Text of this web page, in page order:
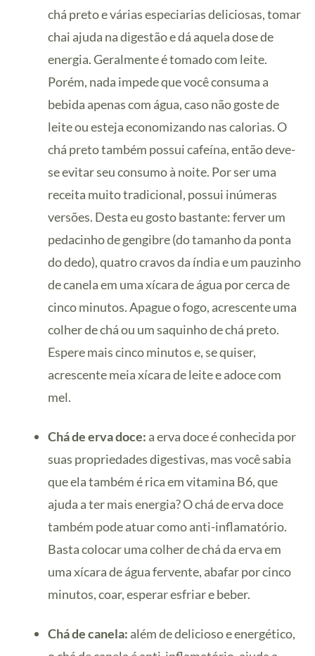
chá preto e várias especiarias deliciosas, tomar
chai ajuda na digestão e dá aquela dose de
energia. Geralmente é tomado com leite.
Porém, nada impede que você consuma a
bebida apenas com água, caso não goste de
leite ou esteja economizando nas calorias. O
chá preto também possui cafeína, então deve-
se evitar seu consumo à noite. Por ser uma
receita muito tradicional, possui inúmeras
versões. Desta eu gosto bastante: ferver um
pedacinho de gengibre (do tamanho da ponta
do dedo), quatro cravos da índia e um pauzinho
de canela em uma xícara de água por cerca de
cinco minutos. Apague o fogo, acrescente uma
colher de chá ou um saquinho de chá preto.
Espere mais cinco minutos e, se quiser,
acrescente meia xícara de leite e adoce com
mel.
Chá de erva doce: a erva doce é conhecida por
suas propriedades digestivas, mas você sabia
que ela também é rica em vitamina B6, que
ajuda a ter mais energia? O chá de erva doce
também pode atuar como anti-inflamatório.
Basta colocar uma colher de chá da erva em
uma xícara de água fervente, abafar por cinco
minutos, coar, esperar esfriar e beber.
Chá de canela: além de delicioso e energético,